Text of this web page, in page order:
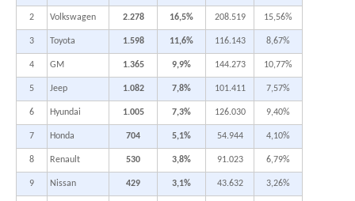
2 Volkswagen 2.278 16,5% 208.519 15,56%
3 Toyota 1.598 11,6% 116.143 8,67%
4 GM 1.365 9,9% 144.273 10,77%
5 Jeep 1.082 7,8% 101.411 7,57%
6 Hyundai 1.005 7,3% 126.030 9,40%
7 Honda 704 5,1% 54.944 4,10%
8 Renault 530 3,8% 91.023 6,79%
9 Nissan 429 3,1% 43.632 3,26%